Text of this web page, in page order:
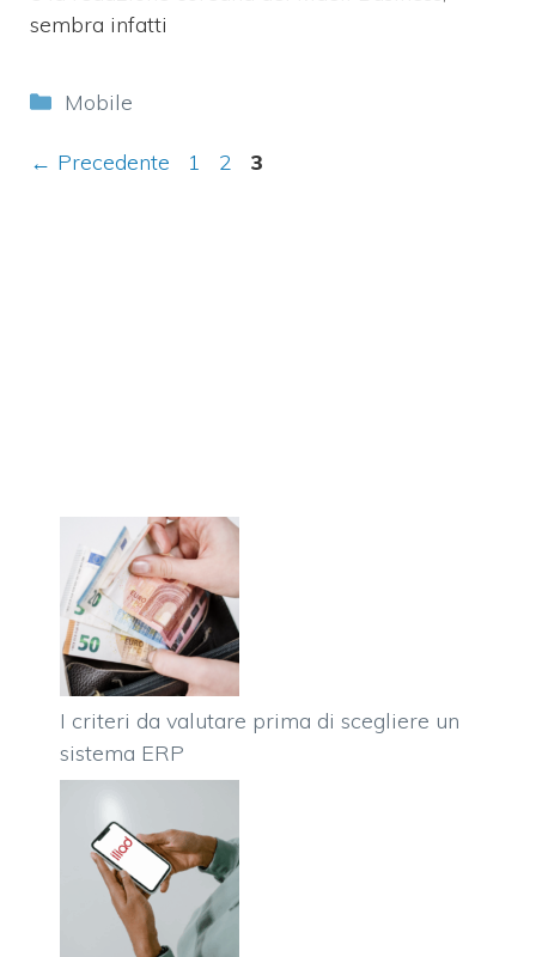
sembra infatti
Categorie
Mobile
← Precedente Pagina
1 Pagina
2 Pagina
3
I criteri da valutare prima di scegliere un
sistema ERP